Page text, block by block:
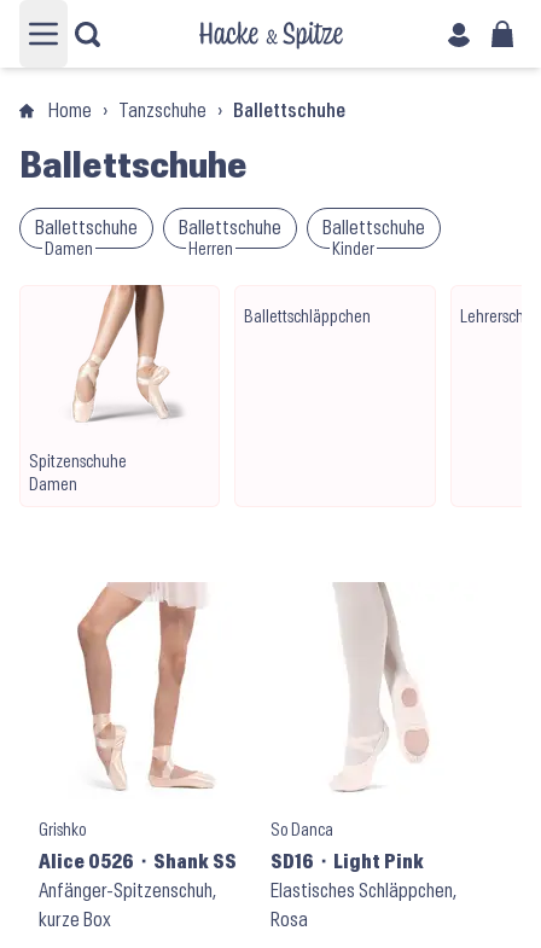
Hauptmenü öffnen
Home › Tanzschuhe › Ballettschuhe
Ballettschuhe
Ballettschuhe
Damen
Ballettschuhe
Herren
Ballettschuhe
Kinder
Spitzenschuhe
Damen
Ballettschläppchen
Grishko
Alice 0526 ⬝ Shank SS
Anfänger-Spitzenschuh,
kurze Box
So Danca
SD16 ⬝ Light Pink
Elastisches Schläppchen,
Rosa